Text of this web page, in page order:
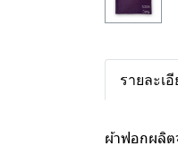
รายละเ
ผ้าฟอกผลิต